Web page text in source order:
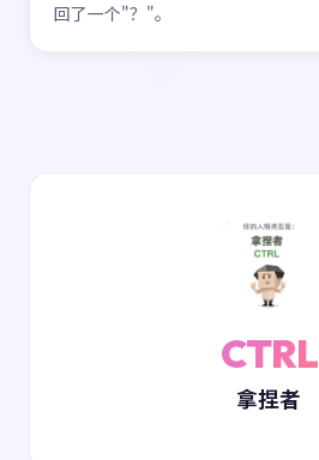
回了一个"？"。
CTRL
拿捏者